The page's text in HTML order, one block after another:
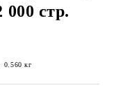
000 стр.
0.560 кг